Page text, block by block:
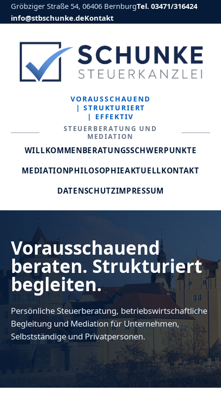
Gröbziger Straße 54, 06406 BernburgTel. 03471/316424
info@stbschunke.deKontakt
VORAUSSCHAUEND
| STRUKTURIERT
| EFFEKTIV
STEUERBERATUNG UND
MEDIATION
WILLKOMMENBERATUNGSSCHWERPUNKTE
MEDIATIONPHILOSOPHIEAKTUELLKONTAKT
DATENSCHUTZIMPRESSUM
Vorausschauend
beraten. Strukturiert
begleiten.
Persönliche Steuerberatung, betriebswirtschaftliche
Begleitung und Mediation für Unternehmen,
Selbstständige und Privatpersonen.